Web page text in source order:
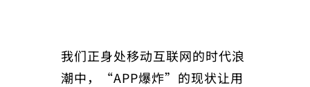
我们正身处移动互联网的时代浪
潮中，“APP爆炸”的现状让用